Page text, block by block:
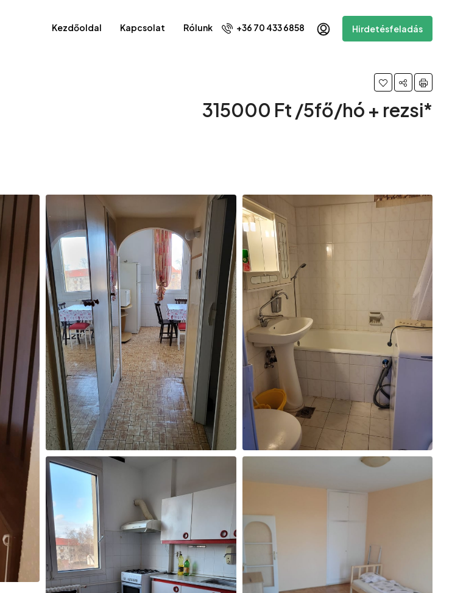
Kezdőoldal Kapcsolat Rólunk +36 70 433 6858 Hirdetésfeladás
315000 Ft /5fő/hó + rezsi*